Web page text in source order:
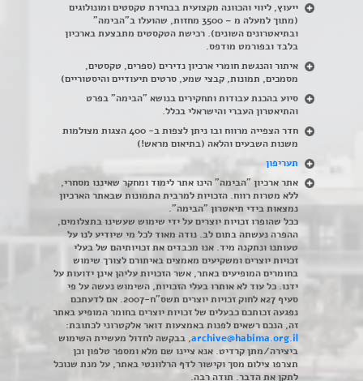
ייעוץ, ליווי והכוונה מקצועית בבחירת טקסטים ומונולוגים
(מתוך למעלה מ – 3500 מחזות, שהועלו ב"הבימה"
ובתיאטרונים השונים). רכישת הטקסטים מתבצעת בארכיון
בלבד ובפורמט מודפס.
איתור והנגשת חומרי ארכיון נדירים (ספרים, טקסטים,
מסמכים, תמונות, קבצי שמע, סרטים תיעודיים והיסטוריים)
סיוע בהכנת עבודות ותחקירים בנושא "הבימה" בפרט
והתיאטרון העברי והישראלי בכלל.
חדר הצפייה מרווח ובו ניתן לצפות ב- 400 הצגות מצולמות
משנות השבעים והלאה (בתיאום מראש!)
תעריפון
אתר ארכיון "הבימה" הינו אתר לימוד ומחקר שאיננו מסחרי,
ללא מטרות רווח. הזכויות למרבית התמונות שבאתר הארכיון
נמצאות בידי תיאטרון "הבימה".
ככל שהופרו זכויות יוצרים על ידי שימוש שעשינו בתצלומים,
ההפרה נעשתה בתום לב. נודה מאוד לכל מי שיודיע לנו על
טעותנו ונתקנה מיד. אנו מכבדים את זכויותיהם של בעלי
זכויות יוצרים ומשקיעים מאמצים באיתורם לצורך שימוש
בחומרים המופיעים באתר, אשר הזכויות עליהן אינן ידועות על
ידנו. כל עוד לא אותרו בעלי הזכויות, השימוש נעשה על פי
סעיף 27א לחוק זכויות יוצרים תשס"ח-2007. אם לדעתכם
נפגעה זכותכם כבעלים של זכויות יוצרים בחומר המופיע באתר
זה, הנכם רשאים לפנות באמצעות דואר אלקטרוני לכתובת:
archive@habima.org.il, בבקשה לחדול מעשיית השימוש
ביצירה/מתן קרדיט. אנא ציינו שם מלא ומספר טלפון וכן
תצרפו צילום מסך וקישור לדף הרלוונטי באתר, על מנת שנוכל
לתקן את הדבר. תודה רבה.